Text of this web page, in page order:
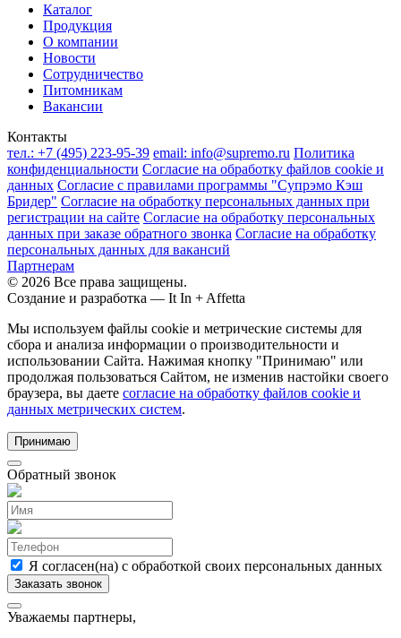
Каталог
Продукция
О компании
Новости
Сотрудничество
Питомникам
Вакансии
Контакты
тел.: +7 (495) 223-95-39 email: info@supremo.ru Политика
конфиденциальности Согласие на обработку файлов cookie и
данных Согласие с правилами программы "Супрэмо Кэш
Бридер" Согласие на обработку персональных данных при
регистрации на сайте Согласие на обработку персональных
данных при заказе обратного звонка Согласие на обработку
персональных данных для вакансий
Партнерам
© 2026 Все права защищены.
Создание и разработка — It In + Affetta
Мы используем файлы cookie и метрические системы для
сбора и анализа информации о производительности и
использовании Сайта. Нажимая кнопку "Принимаю" или
продолжая пользоваться Сайтом, не изменив настойки своего
браузера, вы даете согласие на обработку файлов cookie и
данных метрических систем.
Принимаю
Обратный звонок
Я согласен(на) с обработкой своих персональных данных
Уважаемы партнеры,